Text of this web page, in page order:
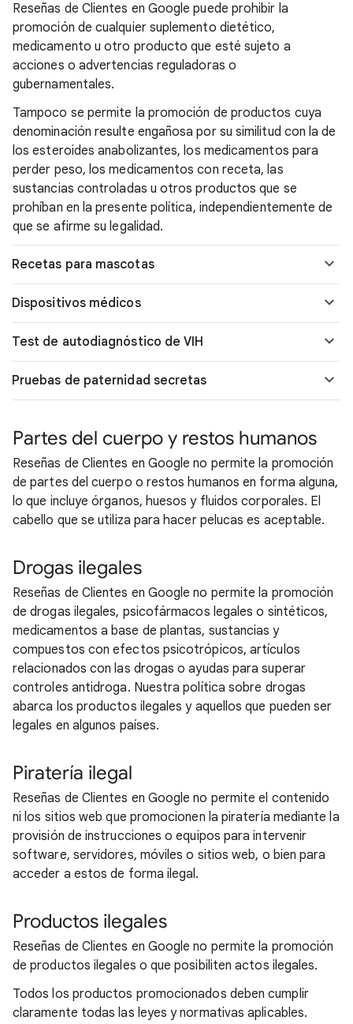
Reseñas de Clientes en Google puede prohibir la
promoción de cualquier suplemento dietético,
medicamento u otro producto que esté sujeto a
acciones o advertencias reguladoras o
gubernamentales.
Tampoco se permite la promoción de productos cuya
denominación resulte engañosa por su similitud con la de
los esteroides anabolizantes, los medicamentos para
perder peso, los medicamentos con receta, las
sustancias controladas u otros productos que se
prohíban en la presente política, independientemente de
que se afirme su legalidad.
Recetas para mascotas
Dispositivos médicos
Test de autodiagnóstico de VIH
Pruebas de paternidad secretas
Partes del cuerpo y restos humanos
Reseñas de Clientes en Google no permite la promoción
de partes del cuerpo o restos humanos en forma alguna,
lo que incluye órganos, huesos y fluidos corporales. El
cabello que se utiliza para hacer pelucas es aceptable.
Drogas ilegales
Reseñas de Clientes en Google no permite la promoción
de drogas ilegales, psicofármacos legales o sintéticos,
medicamentos a base de plantas, sustancias y
compuestos con efectos psicotrópicos, artículos
relacionados con las drogas o ayudas para superar
controles antidroga. Nuestra política sobre drogas
abarca los productos ilegales y aquellos que pueden ser
legales en algunos países.
Piratería ilegal
Reseñas de Clientes en Google no permite el contenido
ni los sitios web que promocionen la piratería mediante la
provisión de instrucciones o equipos para intervenir
software, servidores, móviles o sitios web, o bien para
acceder a estos de forma ilegal.
Productos ilegales
Reseñas de Clientes en Google no permite la promoción
de productos ilegales o que posibiliten actos ilegales.
Todos los productos promocionados deben cumplir
claramente todas las leyes y normativas aplicables.